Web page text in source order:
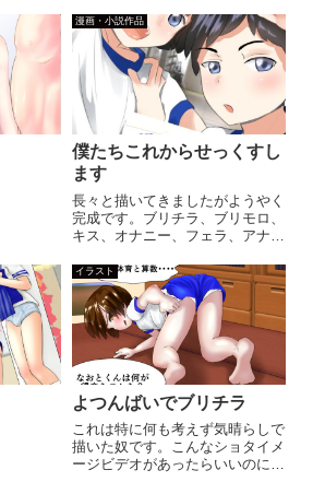
白いのですが、やっぱり一度決め
た構図をあーでもないこーでもな
いと描き直し、ペン入れ、トーン
貼り、背景と満足いくまで仕上
げ...
漫画・小説作品
僕たちこれからせっくすし
ます
長々と描いてきましたがようやく
完成です。ブリチラ、ブリモロ、
キス、オナニー、フェラ、アナル
みました。時間がかかりすぎてキ
ャラの顔は変わるわおちんちんの
大きさはシーンごとで違うわ色々
アラが目立ちますが、何より完
成...
イラスト
よつんばいでブリチラ
これは特に何も考えず気晴らしで
描いた奴です。こんなショタイメ
ージビデオがあったらいいのにな